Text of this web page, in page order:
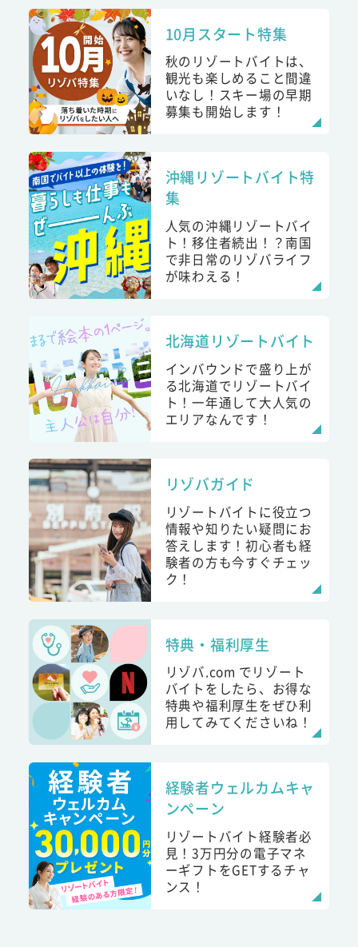
10月スタート特集
秋のリゾートバイトは、
観光も楽しめること間違
いなし！スキー場の早期
募集も開始します！
沖縄リゾートバイト特
集
人気の沖縄リゾートバイ
ト！移住者続出！？南国
で非日常のリゾバライフ
が味わえる！
北海道リゾートバイト
インバウンドで盛り上が
る北海道でリゾートバイ
ト！一年通して大人気の
エリアなんです！
リゾバガイド
リゾートバイトに役立つ
情報や知りたい疑問にお
答えします！初心者も経
験者の方も今すぐチェッ
ク！
特典・福利厚生
リゾバ.com でリゾート
バイトをしたら、お得な
特典や福利厚生をぜひ利
用してみてくださいね！
経験者ウェルカムキャ
ンペーン
リゾートバイト経験者必
見！3万円分の電子マネ
ーギフトをGETするチャ
ンス！